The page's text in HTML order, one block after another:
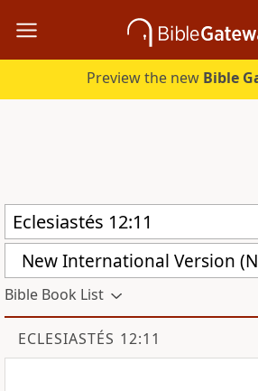
Preview the new Bible
New International Version
Bible Book List
ECLESIASTÉS 12:11